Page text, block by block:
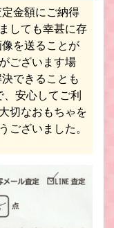
ルド工芸 鉄道模型買取
マイクロ 鉄道模型買取
金額にご納得
しても幸甚に存
を送ることが
ございます場
できることも
安心してご利
切なおもちゃを
ございました。